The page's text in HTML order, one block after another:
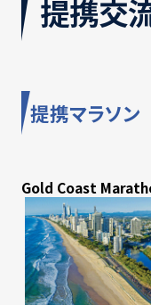
提携交
提携マラソン
Gold Coast